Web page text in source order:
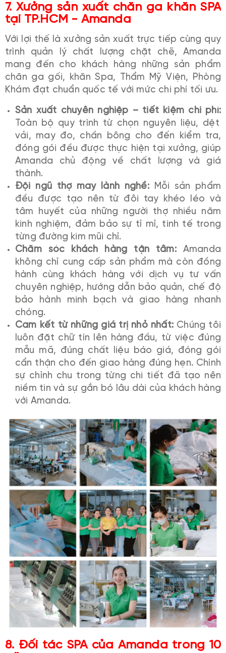
7. Xưởng sản xuất chăn ga khăn SPA
tại TP.HCM - Amanda
Với lợi thế là xưởng sản xuất trực tiếp cùng quy
trình quản lý chất lượng chặt chẽ, Amanda
mang đến cho khách hàng những sản phẩm
chăn ga gối, khăn Spa, Thẩm Mỹ Viện, Phòng
Khám đạt chuẩn quốc tế với mức chi phí tối ưu.
Sản xuất chuyên nghiệp – tiết kiệm chi phí:
Toàn bộ quy trình từ chọn nguyên liệu, dệt
vải, may đo, chần bông cho đến kiểm tra,
đóng gói đều được thực hiện tại xưởng, giúp
Amanda chủ động về chất lượng và giá
thành.
Đội ngũ thợ may lành nghề:Mỗi sản phẩm
đều được tạo nên từ đôi tay khéo léo và
tâm huyết của những người thợ nhiều năm
kinh nghiệm, đảm bảo sự tỉ mỉ, tinh tế trong
từng đường kim mũi chỉ.
Chăm sóc khách hàng tận tâm:Amanda
không chỉ cung cấp sản phẩm mà còn đồng
hành cùng khách hàng với dịch vụ tư vấn
chuyên nghiệp, hướng dẫn bảo quản, chế độ
bảo hành minh bạch và giao hàng nhanh
chóng.
Cam kết từ những giá trị nhỏ nhất:Chúng tôi
luôn đặt chữ tín lên hàng đầu, từ việc đúng
mẫu mã, đúng chất liệu báo giá, đóng gói
cẩn thận cho đến giao hàng đúng hẹn. Chính
sự chỉnh chu trong từng chi tiết đã tạo nên
niềm tin và sự gắn bó lâu dài của khách hàng
với Amanda.
8. Đối tác SPA của Amanda trong 10